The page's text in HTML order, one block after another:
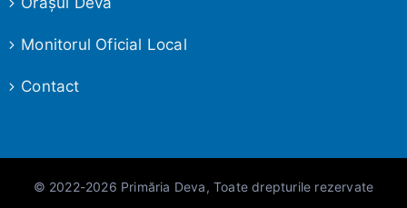
Monitorul Oficial Local
Contact
© 2022-2026 Primăria Deva, Toate drepturile rezervate